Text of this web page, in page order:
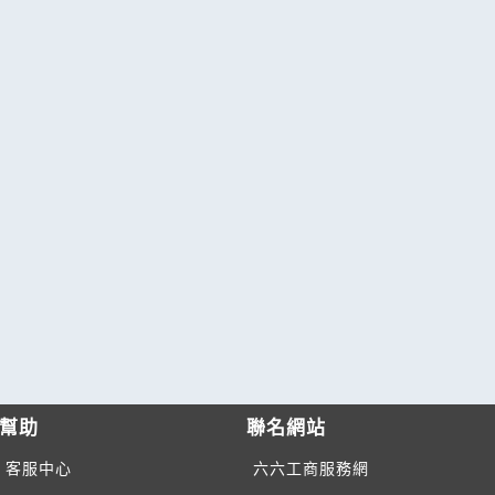
幫助
客服中心
聯名網站
六六工商服務網